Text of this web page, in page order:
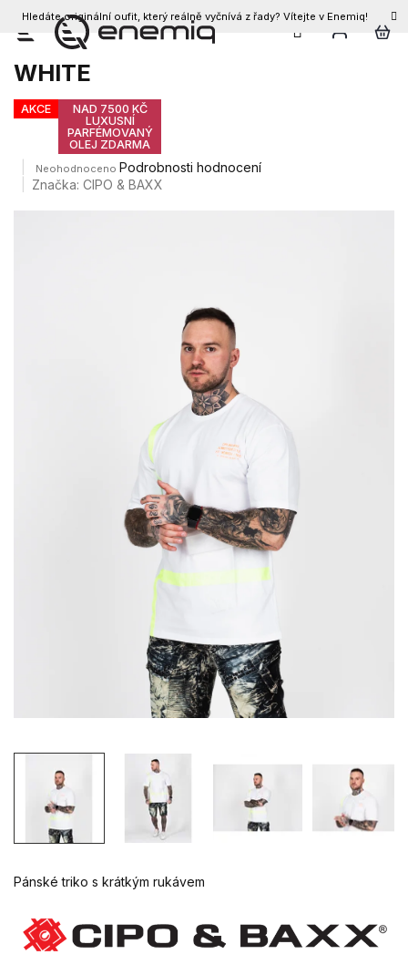
Přejít
obsah
Hledáte originální oufit, který reálně vyčnívá z řady? Vítejte v Enemiq!
CZK
Pánské triko CIPO & BAXX CT587
WHITE
AKCE
NAD 7500 KČ
LUXUSNÍ
PARFÉMOVANÝ
OLEJ ZDARMA
Průměrné
hodnocení
Neohodnoceno Podrobnosti hodnocení
Značka:CIPO & BAXX
Pánské triko s krátkým rukávem